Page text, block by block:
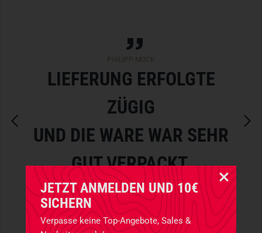
JETZT ANMELDEN UND 10€
SICHERN
Verpasse keine Top-Angebote, Sales &
PHILIPP MOCK
LIEFERUNG ERFOLGTE
ZÜGIG
UND DIE WARE WAR SEHR
GUT VERPACKT.